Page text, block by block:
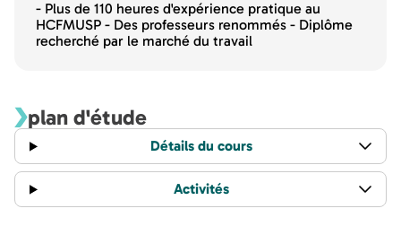
- Plus de 110 heures d'expérience pratique au
HCFMUSP - Des professeurs renommés - Diplôme
recherché par le marché du travail
plan d'étude
Détails du cours
Activités